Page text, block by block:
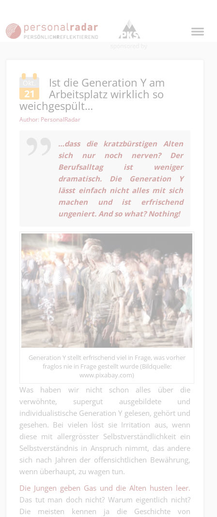
Okt.
21
Ist die Generation Y am
Arbeitsplatz wirklich so
weichgespült…
Author: PersonalRadar
…dass die kratzbürstigen Alten
sich nur noch nerven? Der
Berufsalltag ist weniger
dramatisch. Die Generation Y
lässt einfach nicht alles mit sich
machen und ist erfrischend
ungeniert. And so what? Nothing!
Generation Y stellt erfrischend viel in Frage, was vorher
fraglos nie in Frage gestellt wurde (Bildquelle:
www.pixabay.com)
Was haben wir nicht schon alles über die
verwöhnte, supergut ausgebildete und
individualistische Generation Y gelesen, gehört und
gesehen. Bei vielen löst sie Irritation aus, wenn
diese mit allergrösster Selbstverständlichkeit ein
Selbstverständnis in Anspruch nimmt, das andere
sich nach Jahren der offensichtlichen Bewährung,
wenn überhaupt, zu wagen tun.
Die Jungen geben Gas und die Alten husten leer.
Das tut man doch nicht? Warum eigentlich nicht?
Die meisten kennen ja die Geschichte von